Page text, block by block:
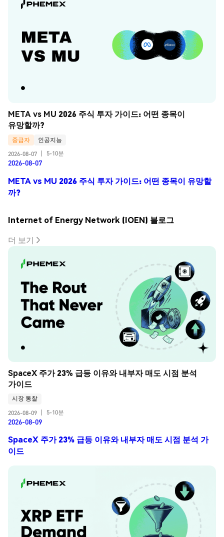
META vs MU 2026 주식 투자 가이드: 어떤 종목이
유망할까?
중급자
인공지능
2026-08-07
5-10분
2026-08-07
META vs MU 2026 주식 투자 가이드: 어떤 종목이 유망할
까?
Internet of Energy Network (IOEN) 블로그
더 보기
SpaceX 주가 23% 급등 이유와 내부자 매도 시점 분석
가이드
시장 통찰
2026-08-09
5-10분
2026-08-09
SpaceX 주가 23% 급등 이유와 내부자 매도 시점 분석 가
이드